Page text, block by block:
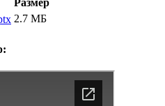
Размер
2.7 МБ